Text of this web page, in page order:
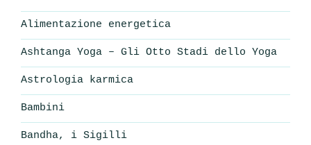
Alimentazione energetica
Ashtanga Yoga – Gli Otto Stadi dello Yoga
Astrologia karmica
Bambini
Bandha, i Sigilli